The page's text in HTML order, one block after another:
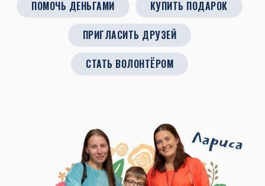
ПОМОЧЬ ДЕНЬГАМИ КУПИТЬ ПОДАРОК
ПРИГЛАСИТЬ ДРУЗЕЙ
СТАТЬ ВОЛОНТЁРОМ